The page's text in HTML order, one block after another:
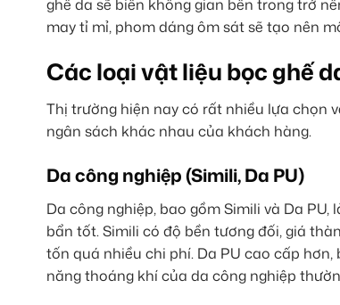
ghế da sẽ biến không gian bên trong trở
may tỉ mỉ, phom dáng ôm sát sẽ tạo nên
Các loại vật liệu bọc ghế
Thị trường hiện nay có rất nhiều lựa chọn
ngân sách khác nhau của khách hàng.
Da công nghiệp (Simili, Da PU)
Da công nghiệp, bao gồm Simili và Da
bẩn tốt. Simili có độ bền tương đối, giá
tốn quá nhiều chi phí. Da PU cao cấp
năng thoáng khí của da công nghiệp